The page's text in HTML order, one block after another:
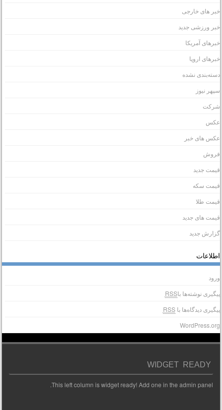
های خارجی
ورزشی جدید
آمریکا
اروپا
نشده
نیوز
های خبر
جدید
سکه
طلا
های جدید
جدید
نوشته‌ها باRSS
دیدگاه‌ها باRSS
WIDGET READY
This left column is widget ready! Add one in the admin panel.